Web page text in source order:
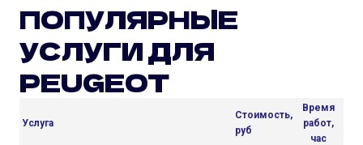
ПОПУЛЯРНЫЕ
УСЛУГИ ДЛЯ
PEUGEOT
Услуга
Стоимость,
руб
Время
работ,
час